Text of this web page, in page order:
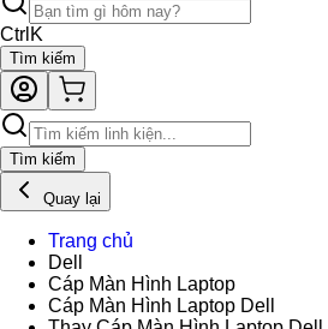
Ctrl K
Tìm kiếm
Tìm kiếm
Quay lại
Trang chủ
Dell
Cáp Màn Hình Laptop
Cáp Màn Hình Laptop Dell